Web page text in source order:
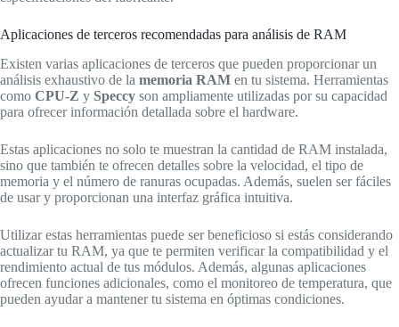
Aplicaciones de terceros recomendadas para análisis de RAM
Existen varias aplicaciones de terceros que pueden proporcionar un
análisis exhaustivo de la memoria RAM en tu sistema. Herramientas
como CPU-Z y Speccy son ampliamente utilizadas por su capacidad
para ofrecer información detallada sobre el hardware.
Estas aplicaciones no solo te muestran la cantidad de RAM instalada,
sino que también te ofrecen detalles sobre la velocidad, el tipo de
memoria y el número de ranuras ocupadas. Además, suelen ser fáciles
de usar y proporcionan una interfaz gráfica intuitiva.
Utilizar estas herramientas puede ser beneficioso si estás considerando
actualizar tu RAM, ya que te permiten verificar la compatibilidad y el
rendimiento actual de tus módulos. Además, algunas aplicaciones
ofrecen funciones adicionales, como el monitoreo de temperatura, que
pueden ayudar a mantener tu sistema en óptimas condiciones.